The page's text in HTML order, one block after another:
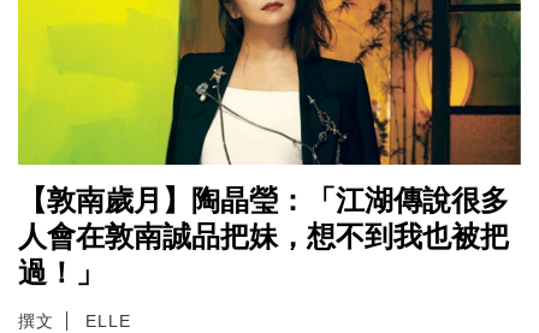
【敦南歲月】陶晶瑩：「江湖傳說很多
人會在敦南誠品把妹，想不到我也被把
過！」
撰文 ELLE